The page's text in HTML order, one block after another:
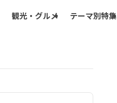
観光・グルメ テーマ別特集